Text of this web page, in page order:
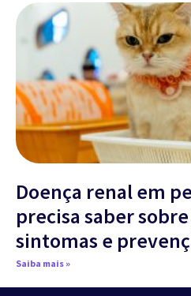
Doença renal em
precisa saber
sintomas e
Saiba mais »